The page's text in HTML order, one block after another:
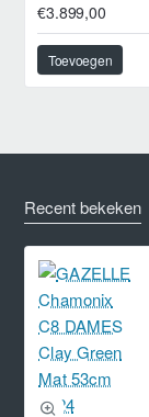
€3.899,00
Toevoegen
Recent bekeken